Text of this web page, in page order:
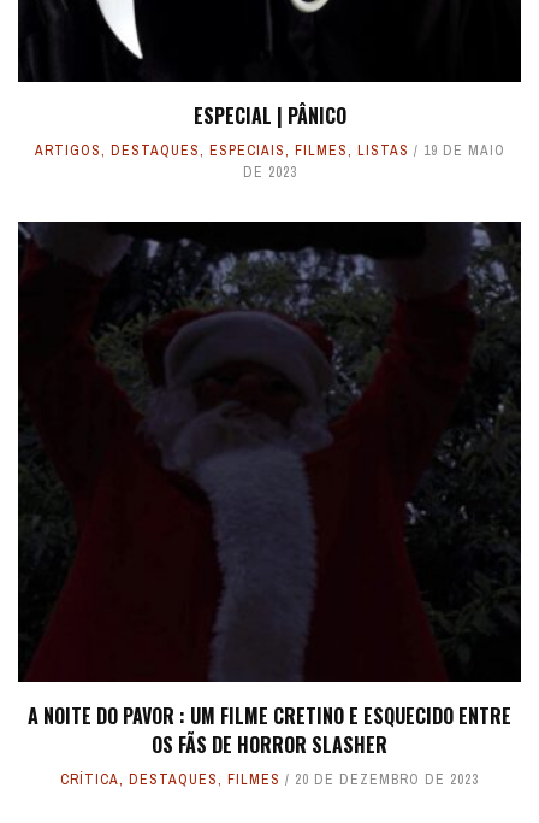
ESPECIAL | PÂNICO
ARTIGOS, DESTAQUES, ESPECIAIS, FILMES, LISTAS
19 DE MAIO
DE 2023
A NOITE DO PAVOR : UM FILME CRETINO E ESQUECIDO ENTRE
OS FÃS DE HORROR SLASHER
CRÍTICA, DESTAQUES, FILMES 20 DE DEZEMBRO DE 2023